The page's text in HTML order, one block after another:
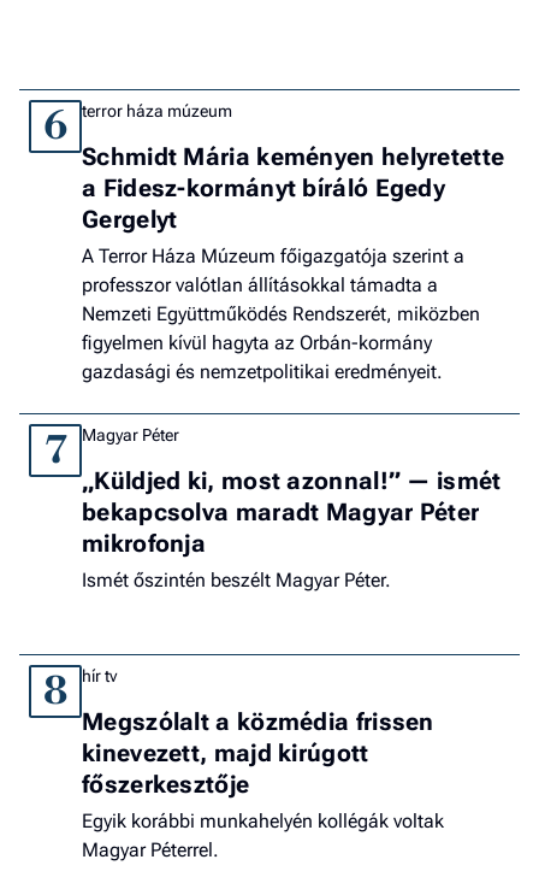
6 terror háza múzeum
Schmidt Mária keményen helyretette
a Fidesz-kormányt bíráló Egedy
Gergelyt
A Terror Háza Múzeum főigazgatója szerint a
professzor valótlan állításokkal támadta a
Nemzeti Együttműködés Rendszerét, miközben
figyelmen kívül hagyta az Orbán-kormány
gazdasági és nemzetpolitikai eredményeit.
7 Magyar Péter
„Küldjed ki, most azonnal!” — ismét
bekapcsolva maradt Magyar Péter
mikrofonja
Ismét őszintén beszélt Magyar Péter.
8 hír tv
Megszólalt a közmédia frissen
kinevezett, majd kirúgott
főszerkesztője
Egyik korábbi munkahelyén kollégák voltak
Magyar Péterrel.